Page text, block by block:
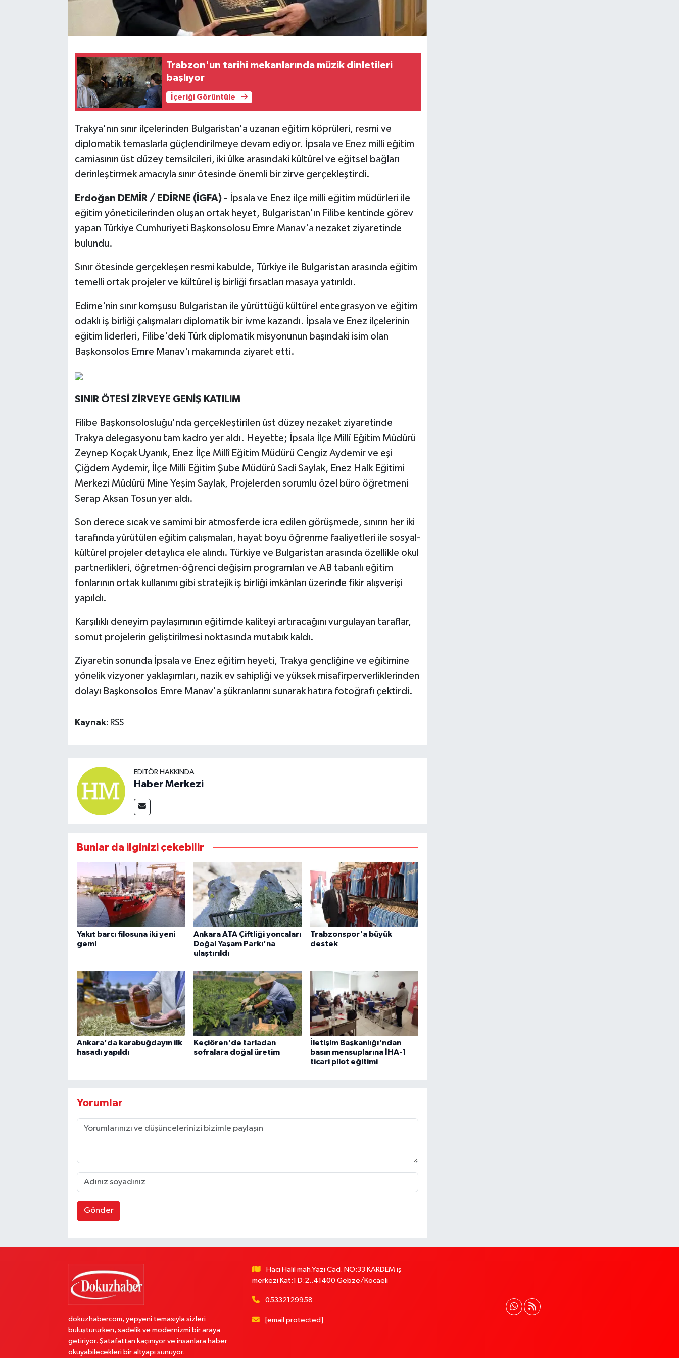
Trabzon'un tarihi mekanlarında müzik dinletileri
başlıyor
İçeriği Görüntüle
Trakya'nın sınır ilçelerinden Bulgaristan'a uzanan eğitim köprüleri, resmi ve
diplomatik temaslarla güçlendirilmeye devam ediyor. İpsala ve Enez milli eğitim
camiasının üst düzey temsilcileri, iki ülke arasındaki kültürel ve eğitsel bağları
derinleştirmek amacıyla sınır ötesinde önemli bir zirve gerçekleştirdi.
Erdoğan DEMİR / EDİRNE (İGFA) - İpsala ve Enez ilçe milli eğitim müdürleri ile
eğitim yöneticilerinden oluşan ortak heyet, Bulgaristan'ın Filibe kentinde görev
yapan Türkiye Cumhuriyeti Başkonsolosu Emre Manav'a nezaket ziyaretinde
bulundu.
Sınır ötesinde gerçekleşen resmi kabulde, Türkiye ile Bulgaristan arasında eğitim
temelli ortak projeler ve kültürel iş birliği fırsatları masaya yatırıldı.
Edirne'nin sınır komşusu Bulgaristan ile yürüttüğü kültürel entegrasyon ve eğitim
odaklı iş birliği çalışmaları diplomatik bir ivme kazandı. İpsala ve Enez ilçelerinin
eğitim liderleri, Filibe'deki Türk diplomatik misyonunun başındaki isim olan
Başkonsolos Emre Manav'ı makamında ziyaret etti.
SINIR ÖTESİ ZİRVEYE GENİŞ KATILIM
Filibe Başkonsolosluğu'nda gerçekleştirilen üst düzey nezaket ziyaretinde
Trakya delegasyonu tam kadro yer aldı. Heyette; İpsala İlçe Millî Eğitim Müdürü
Zeynep Koçak Uyanık, Enez İlçe Millî Eğitim Müdürü Cengiz Aydemir ve eşi
Çiğdem Aydemir, İlçe Milli Eğitim Şube Müdürü Sadi Saylak, Enez Halk Eğitimi
Merkezi Müdürü Mine Yeşim Saylak, Projelerden sorumlu özel büro öğretmeni
Serap Aksan Tosun yer aldı.
Son derece sıcak ve samimi bir atmosferde icra edilen görüşmede, sınırın her iki
tarafında yürütülen eğitim çalışmaları, hayat boyu öğrenme faaliyetleri ile sosyal-
kültürel projeler detaylıca ele alındı. Türkiye ve Bulgaristan arasında özellikle okul
partnerlikleri, öğretmen-öğrenci değişim programları ve AB tabanlı eğitim
fonlarının ortak kullanımı gibi stratejik iş birliği imkânları üzerinde fikir alışverişi
yapıldı.
Karşılıklı deneyim paylaşımının eğitimde kaliteyi artıracağını vurgulayan taraflar,
somut projelerin geliştirilmesi noktasında mutabık kaldı.
Ziyaretin sonunda İpsala ve Enez eğitim heyeti, Trakya gençliğine ve eğitimine
yönelik vizyoner yaklaşımları, nazik ev sahipliği ve yüksek misafirperverliklerinden
dolayı Başkonsolos Emre Manav'a şükranlarını sunarak hatıra fotoğrafı çektirdi.
Kaynak: RSS
EDITÖR HAKKINDA
Haber Merkezi
Bunlar da ilginizi çekebilir
Yakıt barcı filosuna iki yeni
gemi
Ankara ATA Çiftliği yoncaları
Doğal Yaşam Parkı'na
ulaştırıldı
Trabzonspor'a büyük
destek
Ankara'da karabuğdayın ilk
hasadı yapıldı
Keçiören'de tarladan
sofralara doğal üretim
İletişim Başkanlığı'ndan
basın mensuplarına İHA-1
ticari pilot eğitimi
Yorumlar
Gönder
dokuzhabercom, yepyeni temasıyla sizleri
buluştururken, sadelik ve modernizmi bir araya
getiriyor. Şatafattan kaçınıyor ve insanlara haber
okuyabilecekleri bir altyapı sunuyor.
Hacı Halil mah.Yazı Cad. NO:33 KARDEM iş
merkezi Kat:1 D:2..41400 Gebze/Kocaeli
05332129958
[email protected]